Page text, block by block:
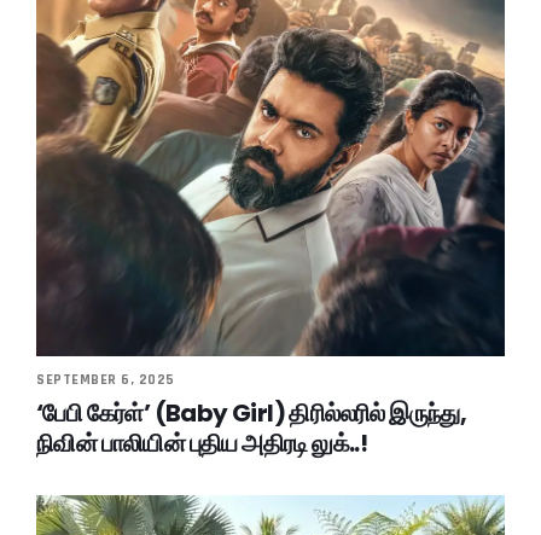
SEPTEMBER 6, 2025
‘பேபி கேர்ள்’ (Baby Girl) திரில்லரில் இருந்து,
நிவின் பாலியின் புதிய அதிரடி லுக்..!